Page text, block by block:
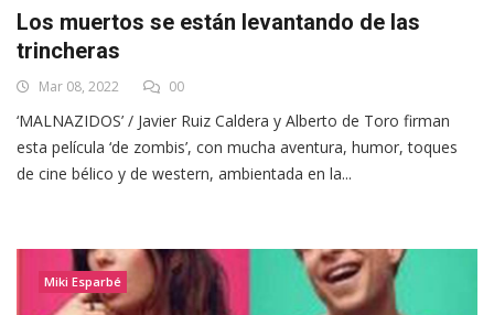
Los muertos se están levantando de las
trincheras
Mar 08, 2022 00
‘MALNAZIDOS’ / Javier Ruiz Caldera y Alberto de Toro firman
esta película ‘de zombis’, con mucha aventura, humor, toques
de cine bélico y de western, ambientada en la...
Miki Esparbé